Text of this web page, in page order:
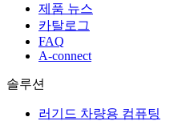
제품 뉴스
카탈로그
FAQ
A-connect
솔루션
러기드 차량용 컴퓨팅